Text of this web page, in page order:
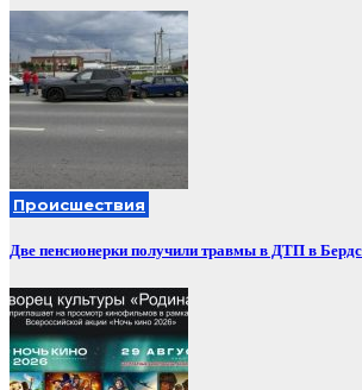
Происшествия
Две пенсионерки получили травмы в ДТП в